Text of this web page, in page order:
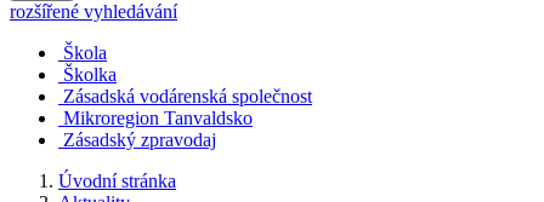
rozšířené vyhledávání
Škola
Školka
Zásadská vodárenská společnost
Mikroregion Tanvaldsko
Zásadský zpravodaj
Úvodní stránka